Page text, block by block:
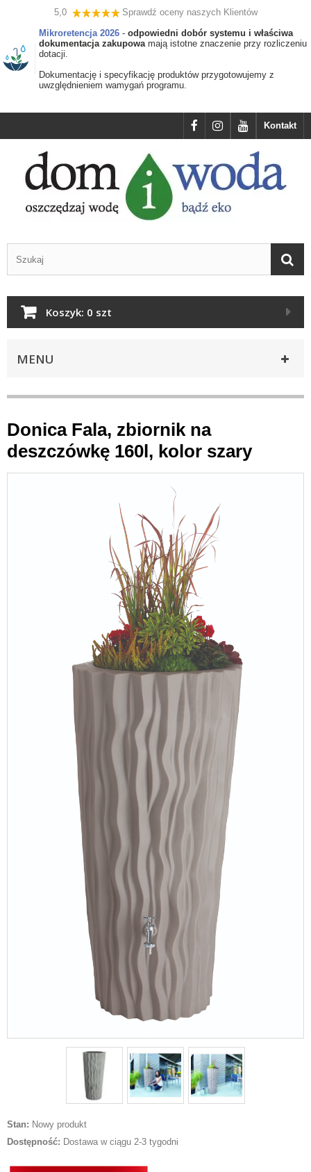
5,0
Sprawdź oceny naszych Klientów
Mikroretencja 2026 - odpowiedni dobór systemu i właściwa
dokumentacja zakupowamają istotne znaczenie przy rozliczeniu
dotacji.
Dokumentację i specyfikację produktów przygotowujemy z
uwzględnieniem wamygań programu.
Kontakt
Koszyk: 0 szt
MENU
Donica Fala, zbiornik na
deszczówkę 160l, kolor szary
Stan: Nowy produkt
Dostępność: Dostawa w ciągu 2-3 tygodni